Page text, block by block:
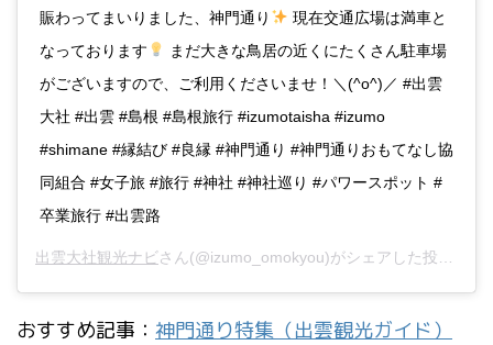
賑わってまいりました、神門通り
現在交通広場は満車と
なっております
まだ大きな鳥居の近くにたくさん駐車場
がございますので、ご利用くださいませ！＼(^o^)／ #出雲
大社 #出雲 #島根 #島根旅行 #izumotaisha #izumo
#shimane #縁結び #良縁 #神門通り #神門通りおもてなし協
同組合 #女子旅 #旅行 #神社 #神社巡り #パワースポット #
卒業旅行 #出雲路
出雲大社観光ナビさん(@izumo_omokyou)がシェアした投稿 -
おすすめ記事： 神門通り特集（出雲観光ガイド）